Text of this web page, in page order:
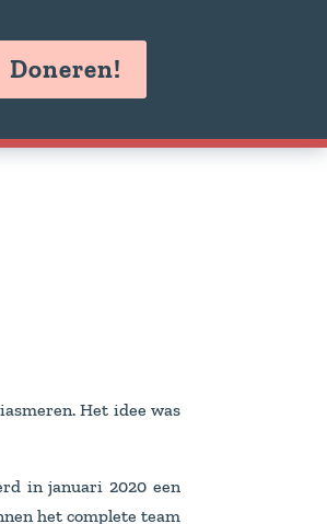
Doneren!
Het idee was
in januari 2020 een
het complete team